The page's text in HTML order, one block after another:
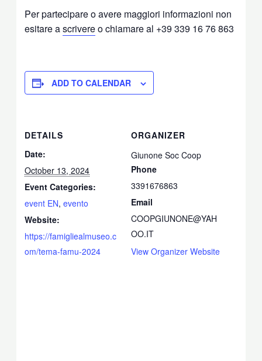
Per partecipare o avere maggiori informazioni non
esitare ascrivereo chiamare al +39 339 16 76 863
ADD TO CALENDAR
DETAILS
Date:
October 13, 2024
Event Categories:
event EN,evento
Website:
https://famigliealmuseo.c
om/tema-famu-2024
ORGANIZER
Giunone Soc Coop
Phone
3391676863
Email
COOPGIUNONE@YAH
OO.IT
View Organizer Website